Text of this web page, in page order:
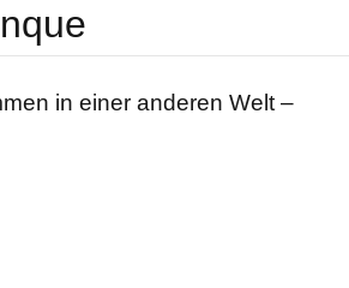
in einer anderen Welt –